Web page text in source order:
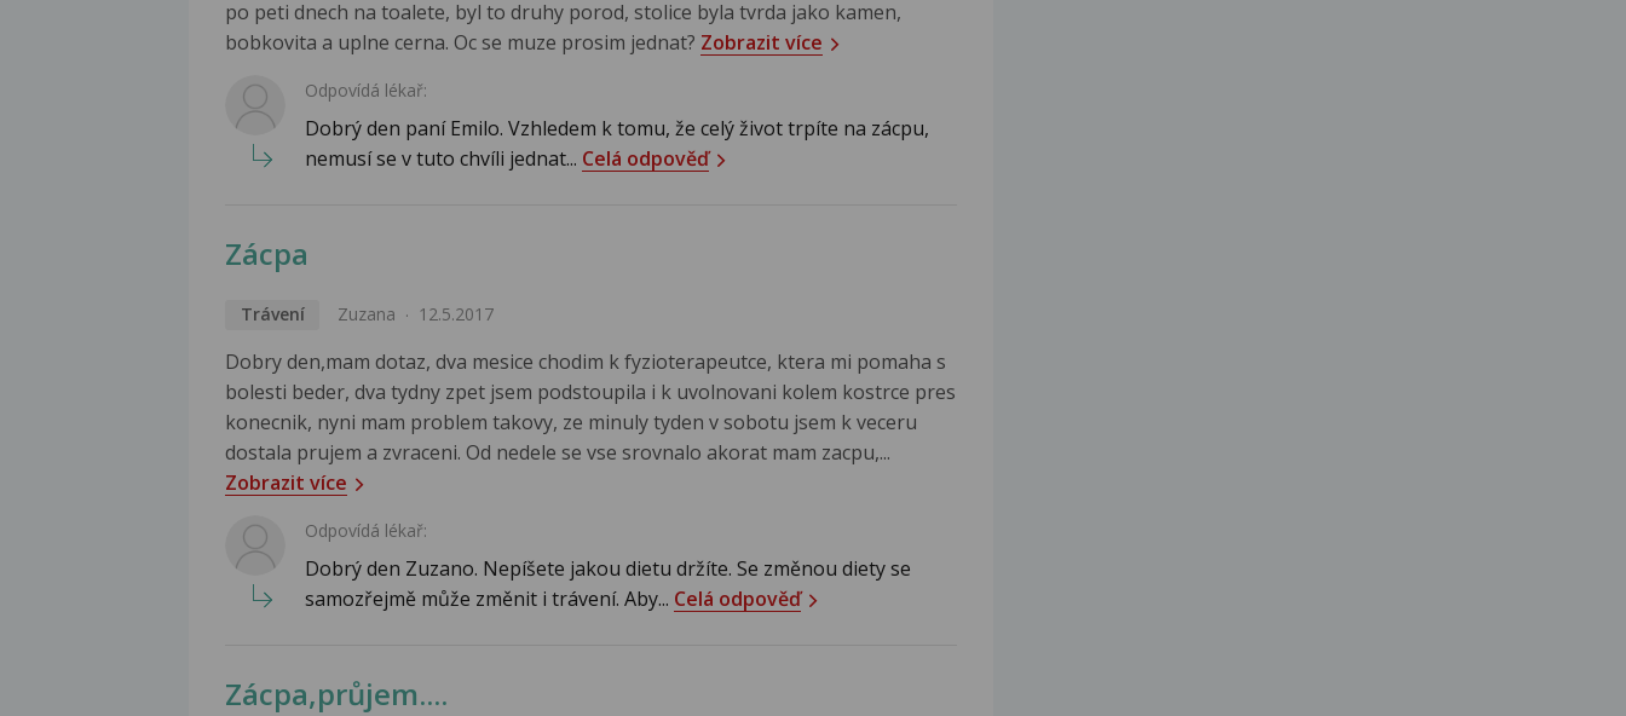
po peti dnech na toalete, byl to druhy porod, stolice byla tvrda jako kamen,
bobkovita a uplne cerna. Oc se muze prosim jednat? Zobrazit více
Odpovídá lékař:
Dobrý den paní Emilo. Vzhledem k tomu, že celý život trpíte na zácpu,
nemusí se v tuto chvíli jednat... Celá odpověď
Zácpa
Trávení Zuzana 12.5.2017
Dobry den,mam dotaz, dva mesice chodim k fyzioterapeutce, ktera mi pomaha s
bolesti beder, dva tydny zpet jsem podstoupila i k uvolnovani kolem kostrce pres
konecnik, nyni mam problem takovy, ze minuly tyden v sobotu jsem k veceru
dostala prujem a zvraceni. Od nedele se vse srovnalo akorat mam zacpu,...
Zobrazit více
Odpovídá lékař:
Dobrý den Zuzano. Nepíšete jakou dietu držíte. Se změnou diety se
samozřejmě může změnit i trávení. Aby... Celá odpověď
Zácpa,průjem....